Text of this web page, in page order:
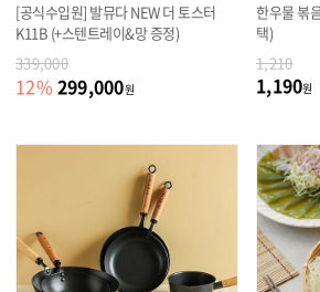
[공식수입원] 발뮤다 NEW 더 토스터
K11B (+스텐트레이&망 증정)
339,000
12% 299,000원
한우물 볶
택)
1,210
1,190원